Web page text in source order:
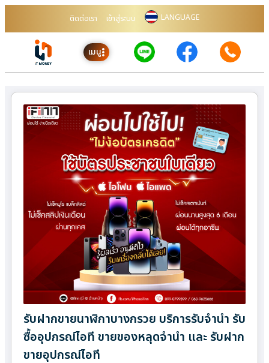
ติดต่อเรา เข้าสู่ระบบ LANGUAGE
เมนู
รับฝากขายนาฬิกาบางกรวย บริการรับจำนำ รับ
ซื้ออุปกรณ์ไอที ขายของหลุดจำนำ และ รับฝาก
ขายอุปกรณ์ไอที